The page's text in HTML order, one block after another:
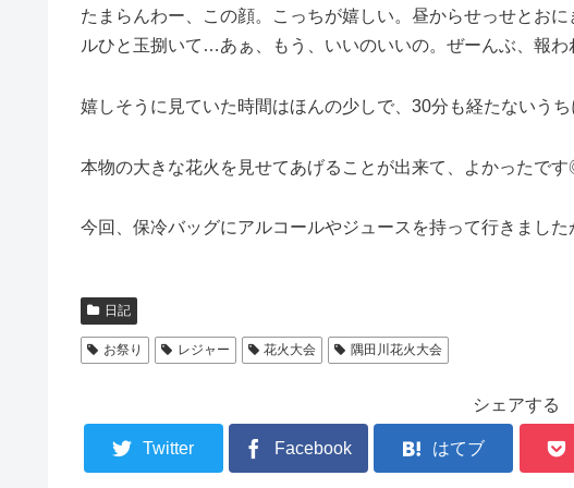
たまらんわー、この顔。こっちが嬉しい。昼からせっせとお
ルひと玉捌いて…あぁ、もう、いいのいいの。ぜーんぶ、報わ
嬉しそうに見ていた時間はほんの少しで、30分も経たないう
本物の大きな花火を見せてあげることが出来て、よかったで
今回、保冷バッグにアルコールやジュースを持って行きまし
日記
お祭り レジャー 花火大会 隅田川花火大会
シェアする
Twitter Facebook はてブ